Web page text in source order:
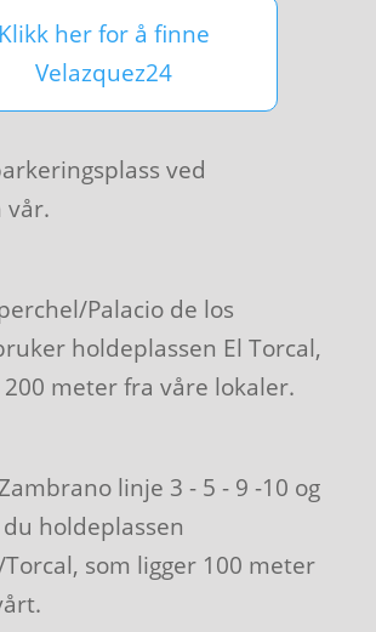
Klikk her for å finne
Velazquez24
ved
vår.
Palacio de los
holdeplassen El Torcal,
meter fra våre lokaler.
linje 3 - 5 - 9 -10 og
holdeplassen
som ligger 100 meter